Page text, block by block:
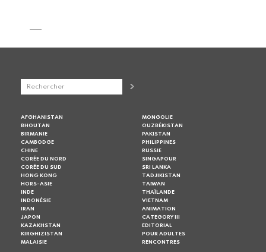
AFGHANISTAN
BHOUTAN
BIRMANIE
CAMBODGE
CHINE
CORÉE DU NORD
CORÉE DU SUD
HONG KONG
HORS-ASIE
INDE
INDONÉSIE
IRAN
JAPON
KAZAKHSTAN
KIRGHIZISTAN
MALAISIE
MONGOLIE
OUZBÉKISTAN
PAKISTAN
PHILIPPINES
RUSSIE
SINGAPOUR
SRI LANKA
TADJIKISTAN
TAIWAN
THAÏLANDE
VIETNAM
ANIMATION
CATEGORY III
EDITORIAL
POUR ADULTES
RENCONTRES